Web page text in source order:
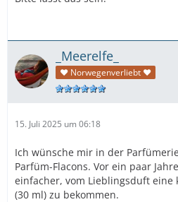
_Meerelfe_
♥ Norwegenverliebt ♥
15. Juli 2025 um 06:18
Ich wünsche mir in der
Parfüm-Flacons. Vor ein paar
einfacher, vom Lieblingsduft eine
(30 ml) zu bekommen.